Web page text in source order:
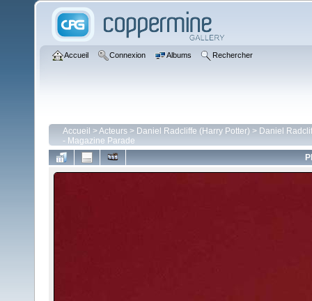
Accueil Connexion Albums Rechercher
Accueil >Acteurs > Daniel Radcliffe (Harry Potter) > Daniel
- Magazine Parade